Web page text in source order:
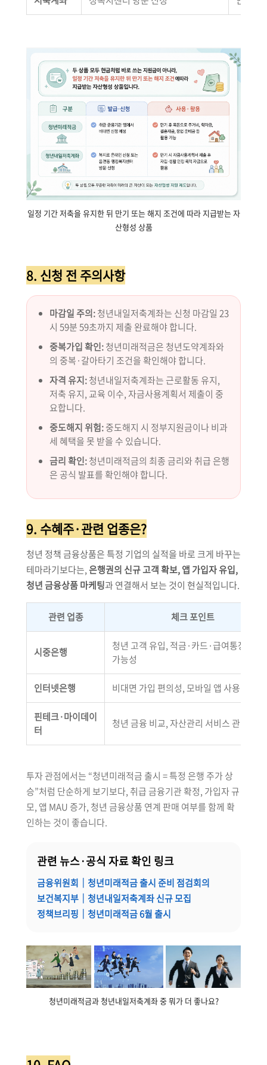
일정 기간 저축을 유지한 뒤 만기 또는 해지 조건에 따라 지급받는 자
산형성 상품
8. 신청 전 주의사항
마감일 주의:청년내일저축계좌는 신청 마감일 23
시 59분 59초까지 제출 완료해야 합니다.
중복가입 확인:청년미래적금은 청년도약계좌와
의 중복·갈아타기 조건을 확인해야 합니다.
자격 유지:청년내일저축계좌는 근로활동 유지,
저축 유지, 교육 이수, 자금사용계획서 제출이 중
요합니다.
중도해지 위험:중도해지 시 정부지원금이나 비과
세 혜택을 못 받을 수 있습니다.
금리 확인:청년미래적금의 최종 금리와 취급 은행
은 공식 발표를 확인해야 합니다.
9. 수혜주·관련 업종은?
청년 정책 금융상품은 특정 기업의 실적을 바로 크게 바꾸는
테마라기보다는,은행권의 신규 고객 확보, 앱 가입자 유입,
청년 금융상품 마케팅과 연결해서 보는 것이 현실적입니다.
관련 업종 체크 포인트
시중은행
청년 고객 유입, 적금·카드·급여통장 연계
가능성
인터넷은행 비대면 가입 편의성, 모바일 앱 사용량 증가
핀테크·마이데이
터
청년 금융 비교, 자산관리 서비스 관심 증가
투자 관점에서는 “청년미래적금 출시 = 특정 은행 주가 상
승”처럼 단순하게 보기보다, 취급 금융기관 확정, 가입자 규
모, 앱 MAU 증가, 청년 금융상품 연계 판매 여부를 함께 확
인하는 것이 좋습니다.
관련 뉴스·공식 자료 확인 링크
금융위원회｜청년미래적금 출시 준비 점검회의
보건복지부｜청년내일저축계좌 신규 모집
정책브리핑｜청년미래적금 6월 출시
청년미래적금과 청년내일저축계좌 중 뭐가 더 좋나요?